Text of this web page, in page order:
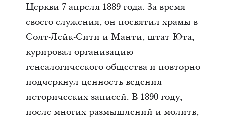
Церкви 7 апреля 1889 года. За время
своего служения, он посвятил храмы в
Солт-Лейк-Сити и Манти, штат Юта,
курировал организацию
генеалогического общества и повторно
подчеркнул ценность ведения
исторических записей. В 1890 году,
после многих размышлений и молитв,